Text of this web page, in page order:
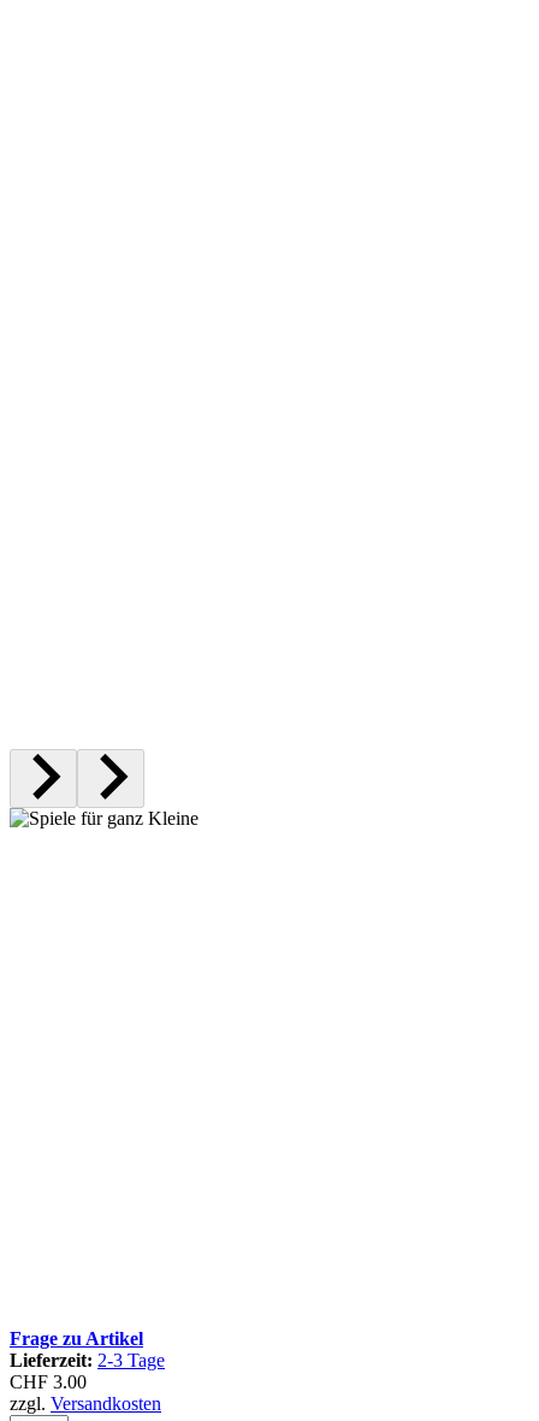
Frage zu Artikel
Lieferzeit: 2-3 Tage
CHF 3.00
zzgl. Versandkosten